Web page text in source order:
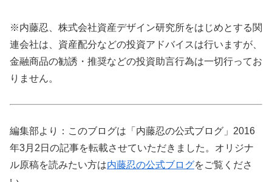
※内藤忍、株式会社資産デザイン研究所をはじめとする関
連会社は、資産配分などの投資アドバイスは行いますが、
金融商品の勧誘・推奨などの投資助言行為は一切行ってお
りません。
編集部より：このブログは「内藤忍の公式ブログ」2016
年3月2日の記事を転載させていただきました。オリジナ
ル原稿を読みたい方は内藤忍の公式ブログをご覧くださ